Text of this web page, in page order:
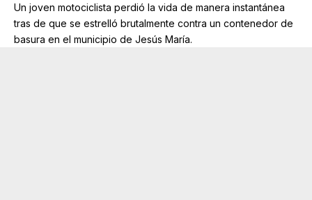
Un joven motociclista perdió la vida de manera instantánea
tras de que se estrelló brutalmente contra un contenedor de
basura en el municipio de Jesús María.